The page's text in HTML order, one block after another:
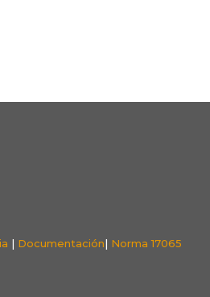
| Documentación| Norma 17065